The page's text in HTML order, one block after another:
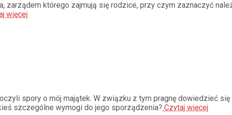
zarządem którego zajmują się rodzice, przy czym zaznaczyć
więcej
spory o mój majątek. W związku z tym pragnę dowiedzieć się
szczególne wymogi do jego sporządzenia? Czytaj więcej